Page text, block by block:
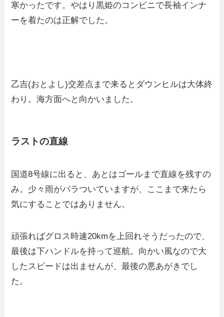
寒かったです。やはり黒姫のコンビニで長袖インナ
ーを着たのは正解でした。
乙吉(おとよし)交差点まで来るとダウンヒルは大体終
わり。海方面へと向かいました。
ラストの直線
国道8号線に出ると、あとはゴールまで直線を残すの
み。少々雨がパラついていますが、ここまで来たら
気にすることではありません。
頑張ればグロス時速20kmを上回れそうだったので、
最後は下ハンドルを持って巡航。向かい風なので大
したスピードは出ませんが、最後の悪あがきでし
た。